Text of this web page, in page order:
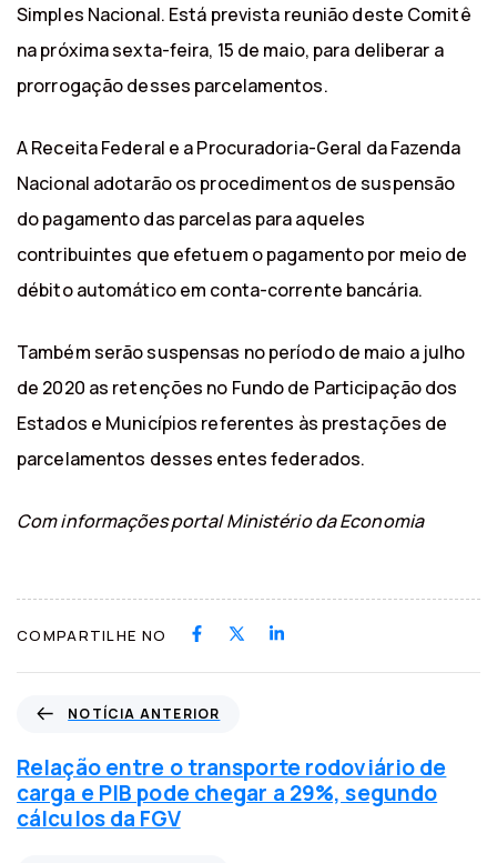
Simples Nacional. Está prevista reunião deste Comitê
na próxima sexta-feira, 15 de maio, para deliberar a
prorrogação desses parcelamentos.
A Receita Federal e a Procuradoria-Geral da Fazenda
Nacional adotarão os procedimentos de suspensão
do pagamento das parcelas para aqueles
contribuintes que efetuem o pagamento por meio de
débito automático em conta-corrente bancária.
Também serão suspensas no período de maio a julho
de 2020 as retenções no Fundo de Participação dos
Estados e Municípios referentes às prestações de
parcelamentos desses entes federados.
Com informações portal Ministério da Economia
COMPARTILHE NO
t
í
c
i
NOTÍCIA ANTERIOR
Relação entre o transporte rodoviário de
carga e PIB pode chegar a 29%, segundo
cálculos da FGV